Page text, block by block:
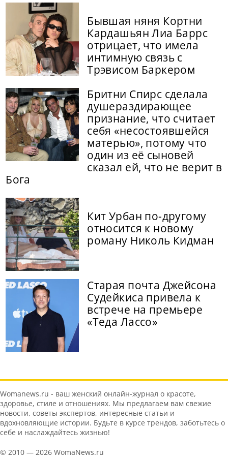
Бывшая няня Кортни
Кардашьян Лиа Баррс
отрицает, что имела
интимную связь с
Трэвисом Баркером
Бритни Спирс сделала
душераздирающее
признание, что считает
себя «несостоявшейся
матерью», потому что
один из её сыновей
сказал ей, что не верит в
Бога
Кит Урбан по-другому
относится к новому
роману Николь Кидман
Старая почта Джейсона
Судейкиса привела к
встрече на премьере
«Теда Лассо»
Womanews.ru - ваш женский онлайн-журнал о красоте,
здоровье, стиле и отношениях. Мы предлагаем вам свежие
новости, советы экспертов, интересные статьи и
вдохновляющие истории. Будьте в курсе трендов, заботьтесь о
себе и наслаждайтесь жизнью!
© 2010 — 2026 WomaNews.ru